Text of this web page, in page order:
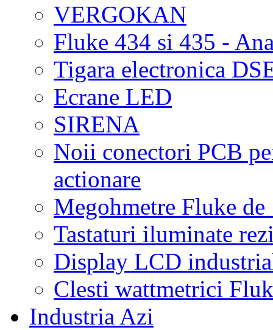
VERGOKAN
Fluke 434 si 435 -
Tigara electronica
Ecrane LED
SIRENA
Noii conectori PCB
actionare
Megohmetre Fluke
Tastaturi iluminate
Display LCD
Clesti wattmetrici
Industria Azi